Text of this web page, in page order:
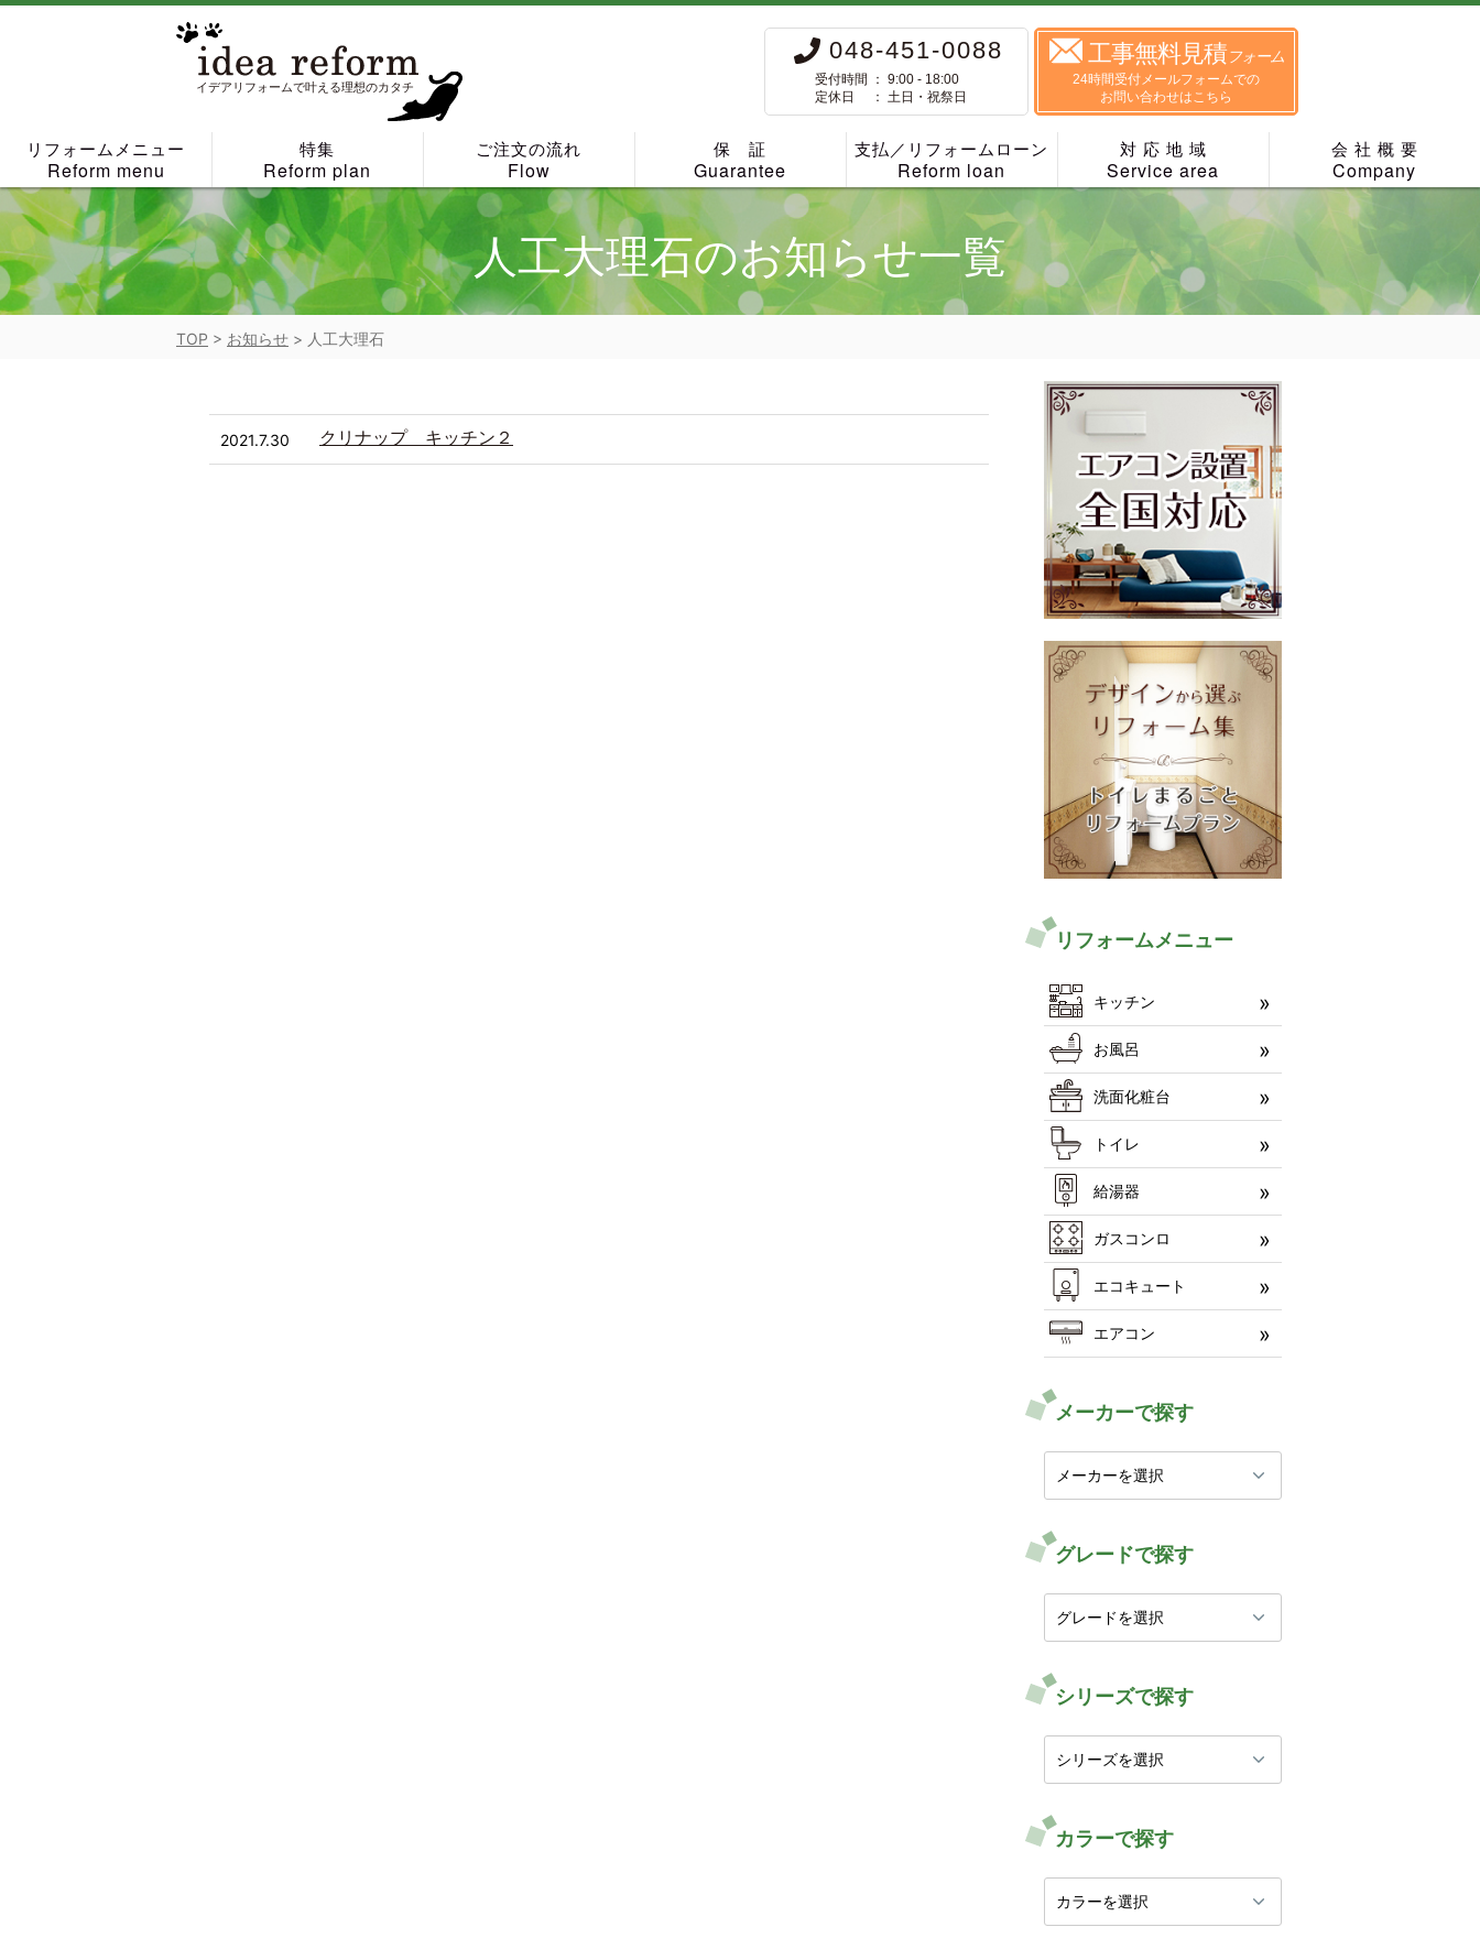
Skip
イデアリフォームで叶える理想のカタチ
048-451-0088
受付時間 ： 9:00 - 18:00
定休日 ： 土日・祝祭日
工事無料見積フォーム
24時間受付メールフォームでの
お問い合わせはこちら
リフォームメニュー
Reform menu
特集
Reform plan
ご注文の流れ
Flow
保 証
Guarantee
支払／リフォームローン
Reform loan
対 応 地 域
Service area
会 社 概 要
Company
人工大理石のお知らせ一覧
TOP > お知らせ > 人工大理石
2021.7.30 クリナップ キッチン２
リフォームメニュー
キッチン
お風呂
洗面化粧台
トイレ
給湯器
ガスコンロ
エコキュート
エアコン
メーカーで探す
グレードで探す
シリーズで探す
カラーで探す